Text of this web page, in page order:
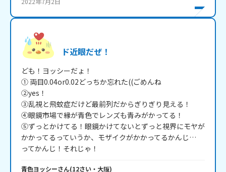
ド近眼だぜ！
ども！ヨッシーだょ！
① 両目0.04or0.02どっちか忘れた((ごめんね
②yes！
③乱視と飛蚊症だけど最前列だからぎりぎり見える！
④眼鏡市場で縁が青色でレンズも青みがかってる！
⑤ずっとかけてる！眼鏡かけてないとずっと視界にモヤが
かかってるっていうか、モザイクがかかってるかんじ…
ってかんじ！それじゃ！
青色ヨッシーさん(12さい・ 大阪)